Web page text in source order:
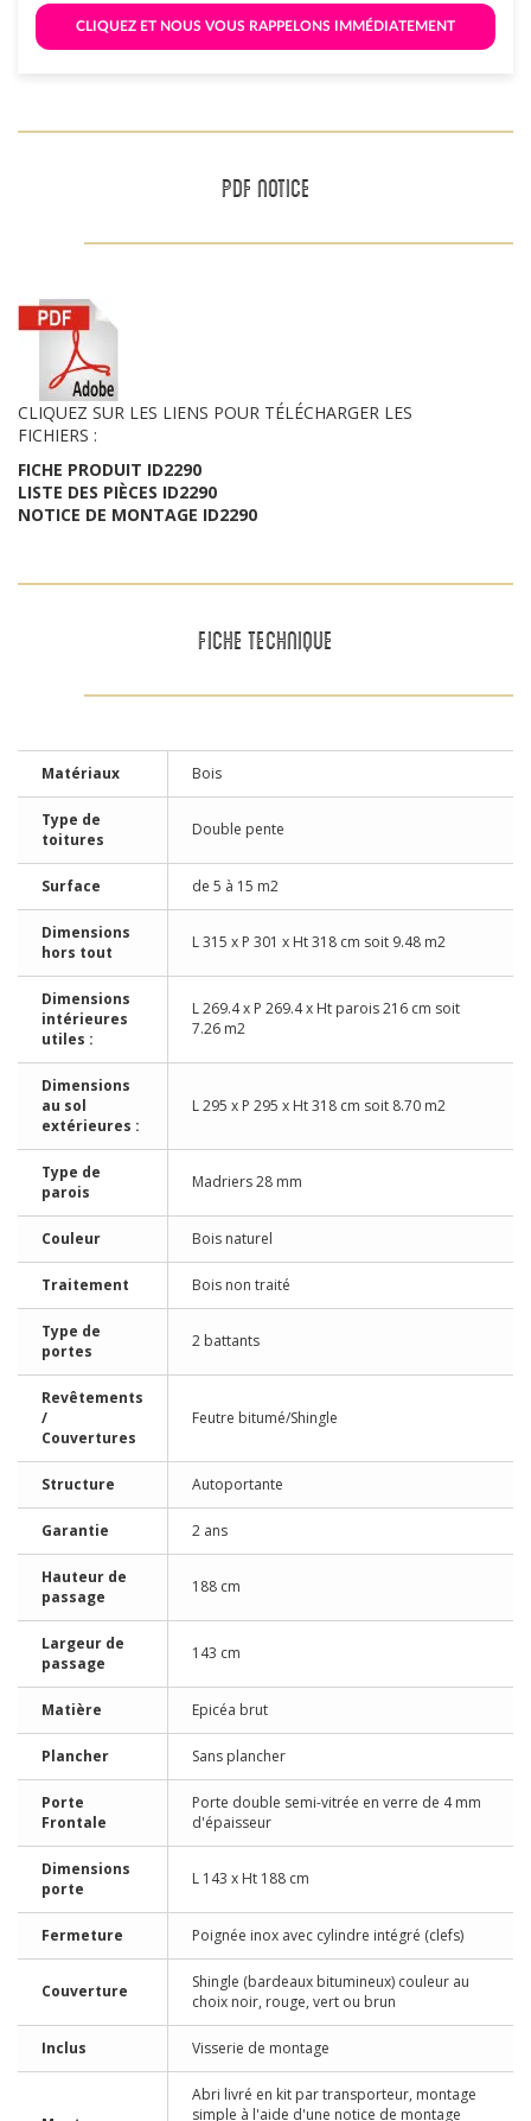
CLIQUEZ ET NOUS VOUS RAPPELONS IMMÉDIATEMENT
PDF NOTICE
CLIQUEZ SUR LES LIENS POUR TÉLÉCHARGER LES
FICHIERS :
FICHE PRODUIT ID2290
LISTE DES PIÈCES ID2290
NOTICE DE MONTAGE ID2290
FICHE TECHNIQUE
Matériaux Bois
Type de
toitures
Double pente
Surface de 5 à 15 m2
Dimensions
hors tout
L 315 x P 301 x Ht 318 cm soit 9.48 m2
Dimensions
intérieures
utiles :
L 269.4 x P 269.4 x Ht parois 216 cm soit
7.26 m2
Dimensions
au sol
extérieures :
L 295 x P 295 x Ht 318 cm soit 8.70 m2
Type de
parois
Madriers 28 mm
Couleur Bois naturel
Traitement Bois non traité
Type de
portes
2 battants
Revêtements
/
Couvertures
Feutre bitumé/Shingle
Structure Autoportante
Garantie 2 ans
Hauteur de
passage
188 cm
Largeur de
passage
143 cm
Matière Epicéa brut
Plancher Sans plancher
Porte
Frontale
Porte double semi-vitrée en verre de 4 mm
d'épaisseur
Dimensions
porte
L 143 x Ht 188 cm
Fermeture Poignée inox avec cylindre intégré (clefs)
Couverture
Shingle (bardeaux bitumineux) couleur au
choix noir, rouge, vert ou brun
Inclus Visserie de montage
Abri livré en kit par transporteur, montage
simple à l'aide d'une notice de montage